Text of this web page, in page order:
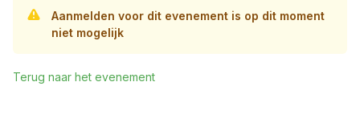
Aanmelden voor dit evenement is op dit moment
niet mogelijk
Terug naar het evenement